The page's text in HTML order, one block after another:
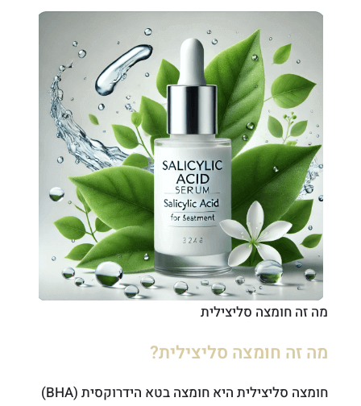
מה זה חומצה סליצילית
מה זה חומצה סליצילית?
חומצה סליצילית היא חומצה בטא הידרוקסית (BHA)